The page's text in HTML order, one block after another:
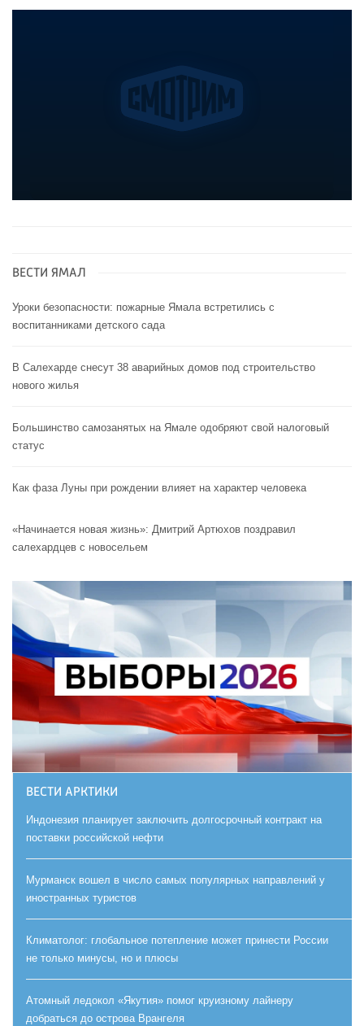
ВЕСТИ ЯМАЛ
Уроки безопасности: пожарные Ямала встретились с
воспитанниками детского сада
В Салехарде снесут 38 аварийных домов под строительство
нового жилья
Большинство самозанятых на Ямале одобряют свой налоговый
статус
Как фаза Луны при рождении влияет на характер человека
«Начинается новая жизнь»: Дмитрий Артюхов поздравил
салехардцев с новосельем
ВЕСТИ АРКТИКИ
Индонезия планирует заключить долгосрочный контракт на
поставки российской нефти
Мурманск вошел в число самых популярных направлений у
иностранных туристов
Климатолог: глобальное потепление может принести России
не только минусы, но и плюсы
Атомный ледокол «Якутия» помог круизному лайнеру
добраться до острова Врангеля